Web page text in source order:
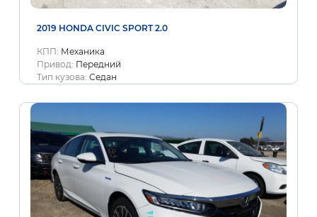
2019 HONDA CIVIC SPORT 2.0
КПП: Механика
Привод: Передний
Тип кузова: Седан